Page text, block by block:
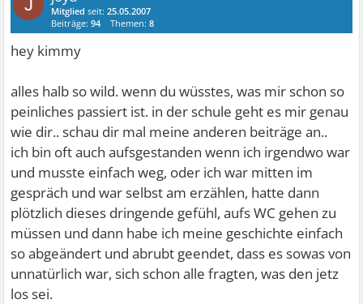
J Mitglied seit:25.05.2007
Beiträge:94 Themen:8
hey kimmy
alles halb so wild. wenn du wüsstes, was mir schon so
peinliches passiert ist. in der schule geht es mir genau
wie dir.. schau dir mal meine anderen beiträge an..
ich bin oft auch aufsgestanden wenn ich irgendwo war
und musste einfach weg, oder ich war mitten im
gespräch und war selbst am erzählen, hatte dann
plötzlich dieses dringende gefühl, aufs WC gehen zu
müssen und dann habe ich meine geschichte einfach
so abgeändert und abrubt geendet, dass es sowas von
unnatürlich war, sich schon alle fragten, was den jetz
los sei.